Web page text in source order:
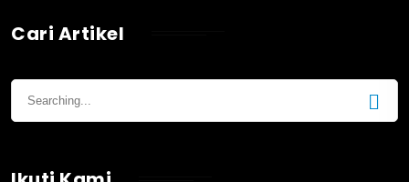
Cari Artikel